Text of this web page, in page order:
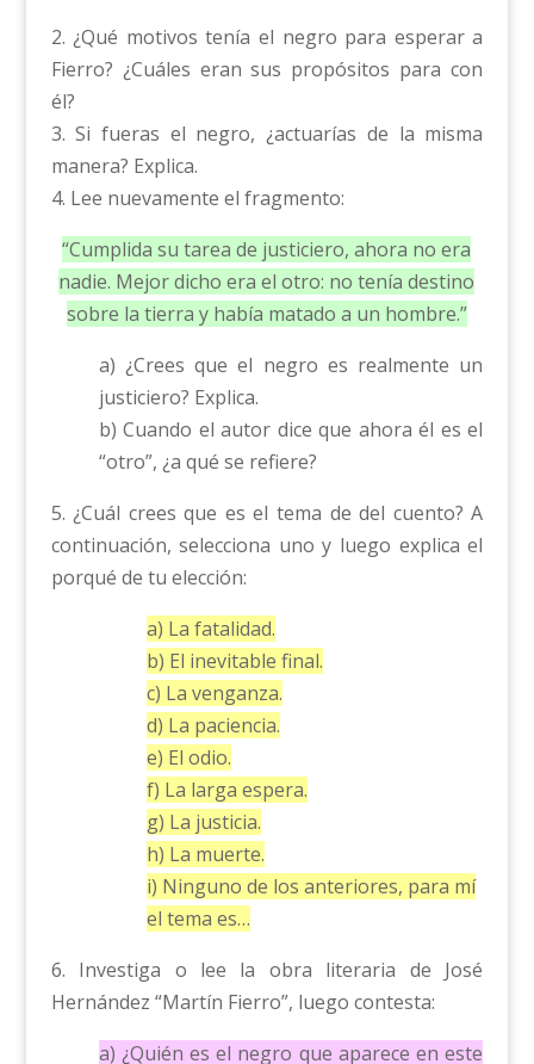
2. ¿Qué motivos tenía el negro para esperar a
Fierro? ¿Cuáles eran sus propósitos para con
él?
3. Si fueras el negro, ¿actuarías de la misma
manera? Explica.
4. Lee nuevamente el fragmento:
“Cumplida su tarea de justiciero, ahora no era
nadie. Mejor dicho era el otro: no tenía destino
sobre la tierra y había matado a un hombre.”
a) ¿Crees que el negro es realmente un
justiciero? Explica.
b) Cuando el autor dice que ahora él es el
“otro”, ¿a qué se refiere?
5. ¿Cuál crees que es el tema de del cuento? A
continuación, selecciona uno y luego explica el
porqué de tu elección:
a) La fatalidad.
b) El inevitable final.
c) La venganza.
d) La paciencia.
e) El odio.
f) La larga espera.
g) La justicia.
h) La muerte.
i) Ninguno de los anteriores, para mí
el tema es…
6. Investiga o lee la obra literaria de José
Hernández “Martín Fierro”, luego contesta:
a) ¿Quién es el negro que aparece en este